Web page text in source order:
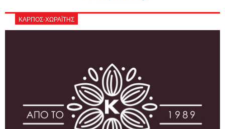
ΚΑΡΠΟΣ-ΧΩΡΑΪΤΗΣ